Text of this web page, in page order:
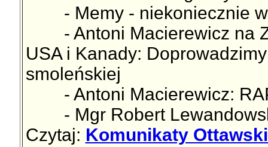
- Memy - niekoniecznie
- Antoni Macierewicz na
USA i Kanady:
smoleńskiej
- Antoni Macierewicz:
- Mgr Robert
Czytaj: Komunikaty